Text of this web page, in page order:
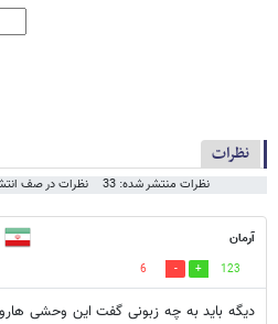
نظرات
نظرات منتشر شده: 33 نظرات در صف
آرمان
123
6
دیگه باید به چه زبونی گفت این وحشی